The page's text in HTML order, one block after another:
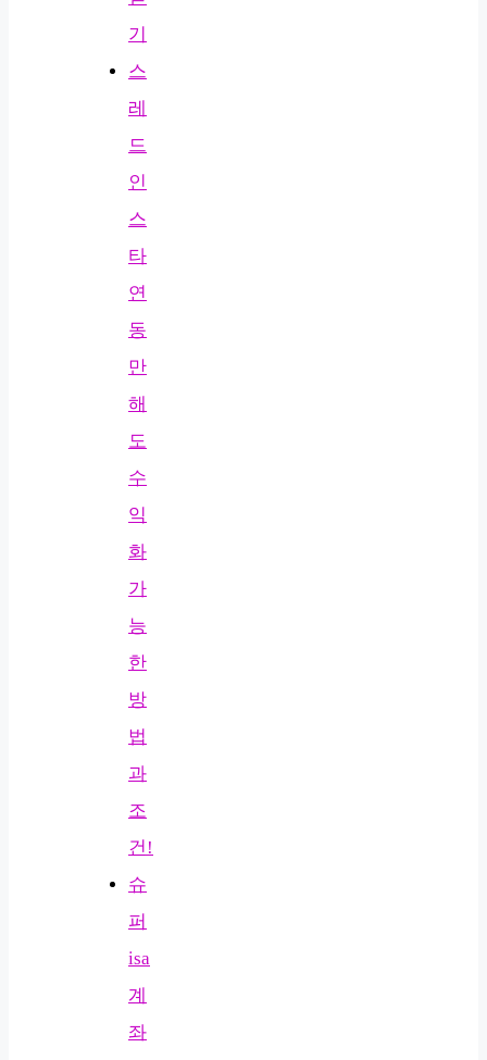
기
스
레
드
인
스
타
연
동
만
해
도
수
익
화
가
능
한
방
법
과
조
건!
슈
퍼
isa
계
좌